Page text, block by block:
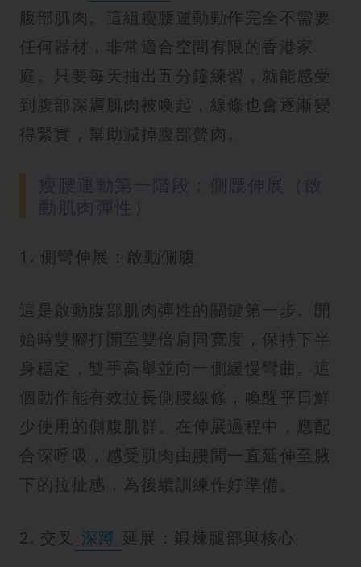
腹部肌肉。這組瘦腰運動動作完全不需要
任何器材，非常適合空間有限的香港家
庭。只要每天抽出五分鐘練習，就能感受
到腹部深層肌肉被喚起，線條也會逐漸變
得緊實，幫助減掉腹部贅肉。
1. 側彎伸展：啟動側腹
這是啟動腹部肌肉彈性的關鍵第一步。開
始時雙腳打開至雙倍肩同寬度，保持下半
身穩定，雙手高舉並向一側緩慢彎曲。這
個動作能有效拉長側腰線條，喚醒平日鮮
少使用的側腹肌群。在伸展過程中，應配
合深呼吸，感受肌肉由腰間一直延伸至腋
下的拉扯感，為後續訓練作好準備。
2. 交叉 深蹲 延展：鍛煉腿部與核心